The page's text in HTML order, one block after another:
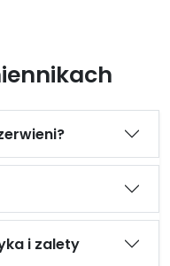
i zalety